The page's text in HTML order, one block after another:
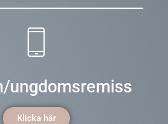
ungdomsremiss
Klicka här